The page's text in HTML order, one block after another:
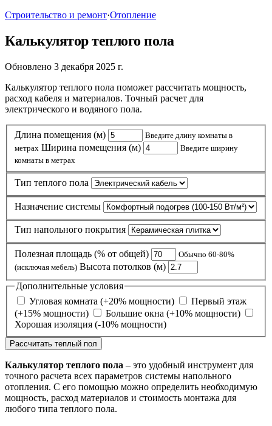
Строительство и ремонт·Отопление
Калькулятор теплого пола
Обновлено 3 декабря 2025 г.
Калькулятор теплого пола поможет рассчитать мощность,
расход кабеля и материалов. Точный расчет для
электрического и водяного пола.
Длина помещения (м)
Введите длину комнаты в
метрах Ширина помещения (м)
Введите ширину
комнаты в метрах
Тип теплого пола
Назначение системы
Тип напольного покрытия
Полезная площадь (% от общей)
Обычно 60-80%
(исключая мебель) Высота потолков (м)
Дополнительные условия
Угловая комната (+20% мощности)
(+15% мощности)
Большие окна (+10% мощности)
Хорошая изоляция (-10% мощности)
Рассчитать теплый пол
Калькулятор теплого пола – это удобный инструмент для
точного расчета всех параметров системы напольного
отопления. С его помощью можно определить необходимую
мощность, расход материалов и стоимость монтажа для
любого типа теплого пола.